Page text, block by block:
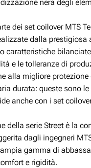
nera degli
dei set coilover MTS
dalla prestigiosa
caratteristiche
e le tolleranze di
alla migliore protezione
durata: queste sono
anche con i set
della serie Street è la
dagli ingegneri
gamma di
e rigidità.